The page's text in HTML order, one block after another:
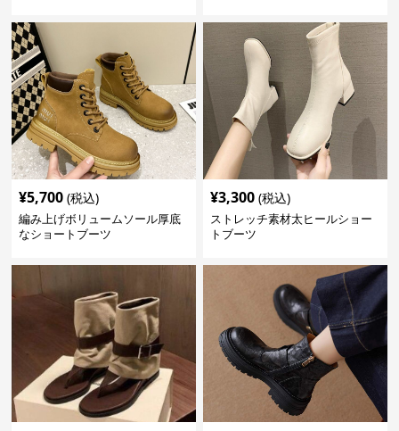
¥5,700 (税込)
編み上げボリュームソール厚底
なショートブーツ
¥3,300 (税込)
ストレッチ素材太ヒールショー
トブーツ